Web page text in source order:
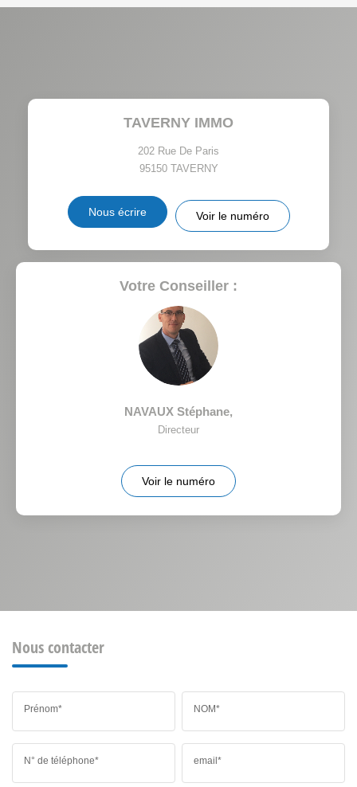
PART DES MÉNAGES SANS
VOITURE
RÉSULTATS DES LYCÉES ECOLES ET CRÈCHES
TAVERNY IMMO
202 Rue De Paris
95150 TAVERNY
Nous écrire Voir le numéro
Votre Conseiller :
NAVAUX Stéphane,
Directeur
Voir le numéro
Nous contacter
Prénom* NOM*
N° de téléphone* email*